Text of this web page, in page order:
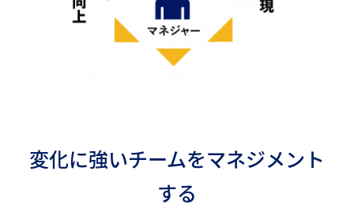
変化に強いチームをマネジメント
する